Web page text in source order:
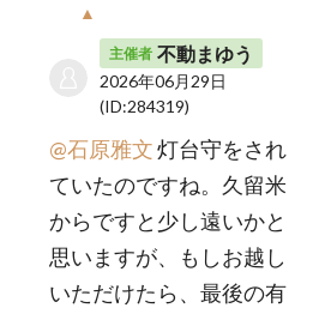
▲
主催者 不動まゆう
2026年06月29日
(ID:284319)
@石原雅文灯台守をされ
ていたのですね。久留米
からですと少し遠いかと
思いますが、もしお越し
いただけたら、最後の有